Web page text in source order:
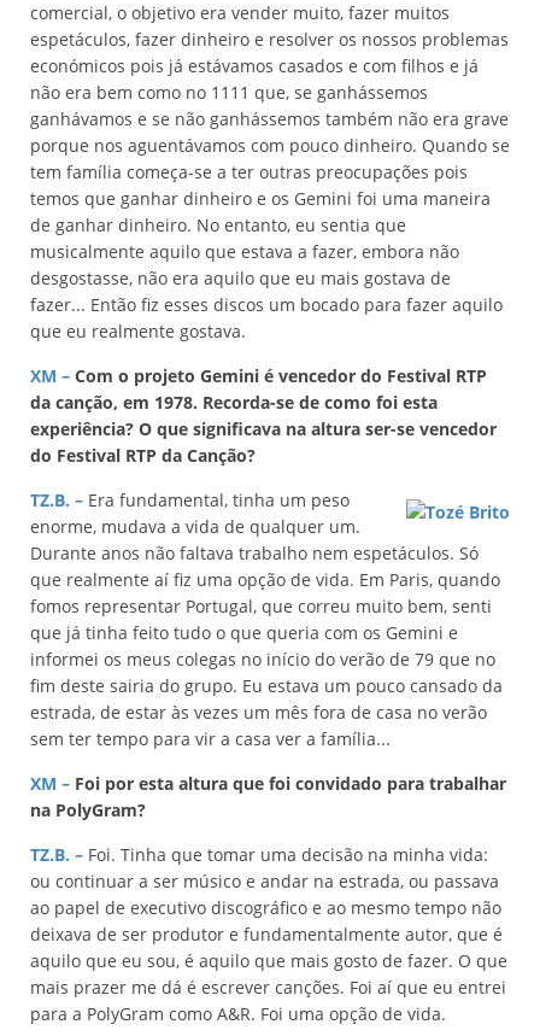
comercial, o objetivo era vender muito, fazer muitos
espetáculos, fazer dinheiro e resolver os nossos problemas
económicos pois já estávamos casados e com filhos e já
não era bem como no 1111 que, se ganhássemos
ganhávamos e se não ganhássemos também não era grave
porque nos aguentávamos com pouco dinheiro. Quando se
tem família começa-se a ter outras preocupações pois
temos que ganhar dinheiro e os Gemini foi uma maneira
de ganhar dinheiro. No entanto, eu sentia que
musicalmente aquilo que estava a fazer, embora não
desgostasse, não era aquilo que eu mais gostava de
fazer... Então fiz esses discos um bocado para fazer aquilo
que eu realmente gostava.
XM – Com o projeto Gemini é vencedor do Festival RTP
da canção, em 1978. Recorda-se de como foi esta
experiência? O que significava na altura ser-se vencedor
do Festival RTP da Canção?
TZ.B. – Era fundamental, tinha um peso
enorme, mudava a vida de qualquer um.
Durante anos não faltava trabalho nem espetáculos. Só
que realmente aí fiz uma opção de vida. Em Paris, quando
fomos representar Portugal, que correu muito bem, senti
que já tinha feito tudo o que queria com os Gemini e
informei os meus colegas no início do verão de 79 que no
fim deste sairia do grupo. Eu estava um pouco cansado da
estrada, de estar às vezes um mês fora de casa no verão
sem ter tempo para vir a casa ver a família...
XM – Foi por esta altura que foi convidado para trabalhar
na PolyGram?
TZ.B. – Foi. Tinha que tomar uma decisão na minha vida:
ou continuar a ser músico e andar na estrada, ou passava
ao papel de executivo discográfico e ao mesmo tempo não
deixava de ser produtor e fundamentalmente autor, que é
aquilo que eu sou, é aquilo que mais gosto de fazer. O que
mais prazer me dá é escrever canções. Foi aí que eu entrei
para a PolyGram como A&R. Foi uma opção de vida.